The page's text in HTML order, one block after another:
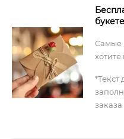
букете
Самые
*Текст
заказа